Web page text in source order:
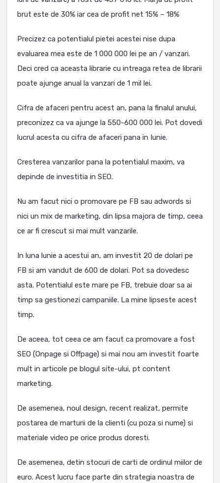
brut este de 30% iar cea de profit net 15% – 18%
Precizez ca potentialul pietei acestei nise dupa
evaluarea mea este de 1 000 000 lei pe an / vanzari.
Deci cred ca aceasta librarie cu intreaga retea de librarii
poate ajunge anual la vanzari de 1 mil lei.
Cifra de afaceri pentru acest an, pana la finalul anului,
preconizez ca va ajunge la 550-600 000 lei. Pot dovedi
lucrul acesta cu cifra de afaceri pana in Iunie.
Cresterea vanzarilor pana la potentialul maxim, va
depinde de investitia in SEO.
Nu am facut nici o promovare pe FB sau adwords si
nici un mix de marketing, din lipsa majora de timp, ceea
ce ar fi crescut si mai mult vanzarile.
In luna lunie a acestui an, am investit 20 de dolari pe
FB si am vandut de 600 de dolari. Pot sa dovedesc
asta. Potentialul este mare pe FB, trebuie doar sa ai
timp sa gestionezi campaniile. La mine lipseste acest
timp.
De aceea, tot ceea ce am facut ca promovare a fost
SEO (Onpage si Offpage) si mai nou am investit foarte
mult in articole pe blogul site-ului, pt content
marketing.
De asemenea, noul design, recent realizat, permite
postarea de marturii de la clienti (cu poza si nume) si
materiale video pe orice produs doresti.
De asemenea, detin stocuri de carti de ordinul miilor de
euro. Acest lucru face parte din strategia noastra de